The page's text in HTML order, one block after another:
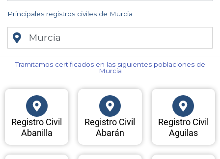
Principales registros civiles de Murcia
Murcia
Tramitamos certificados en las siguientes poblaciones de
Murcia​
Registro Civil
Abanilla
Registro Civil
Abarán
Registro Civil
Aguilas